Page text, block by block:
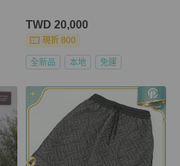
TWD 20,000
現折 800
全新品 本地 免運